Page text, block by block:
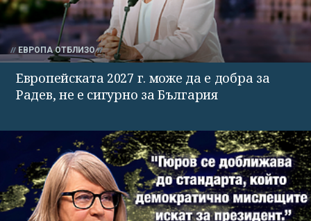
ЕВРОПА ОТБЛИЗО
Европейската 2027 г. може да е добра за
Радев, не е сигурно за България